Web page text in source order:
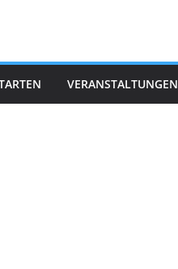
VERANSTALTUNGEN